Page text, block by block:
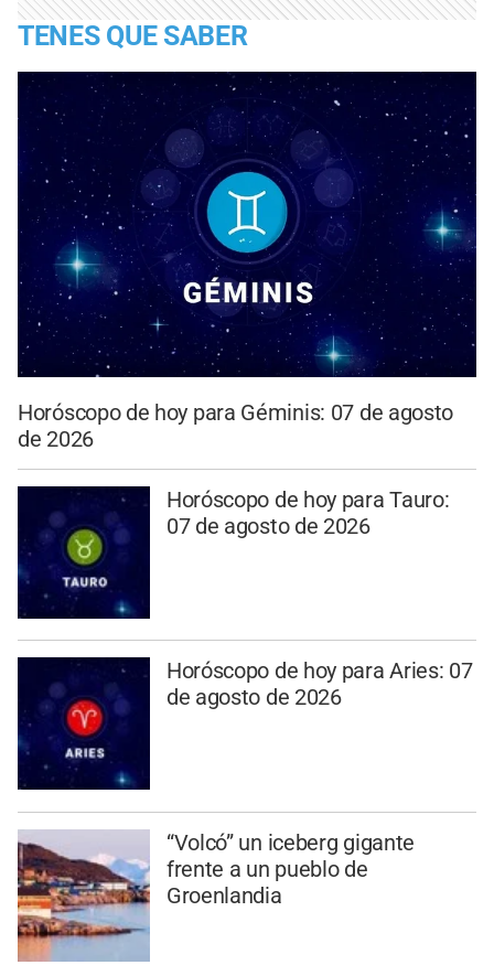
TENES QUE SABER
Horóscopo de hoy para Géminis: 07 de agosto
de 2026
Horóscopo de hoy para Tauro:
07 de agosto de 2026
Horóscopo de hoy para Aries: 07
de agosto de 2026
“Volcó” un iceberg gigante
frente a un pueblo de
Groenlandia